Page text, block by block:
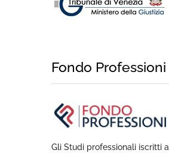
Fondo Professioni
Gli Studi professionali iscritti a